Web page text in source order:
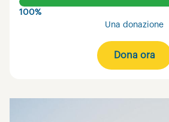
100%
Una donazione
Dona ora